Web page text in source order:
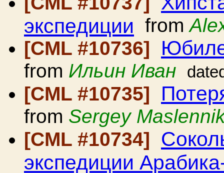
экспедиции from
[CML #10736]
from Ильин Иван
[CML #10735]
from Sergey
[CML #10734]
экспедиции